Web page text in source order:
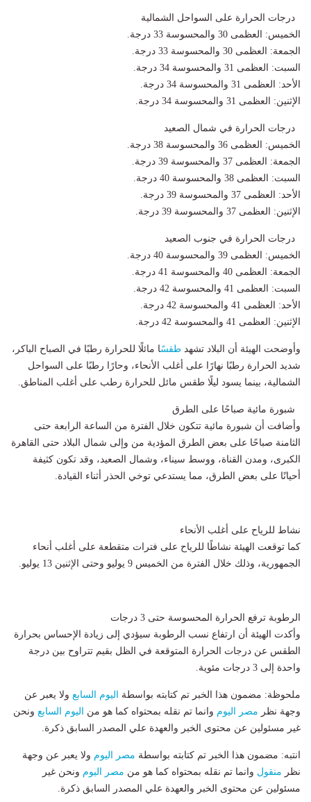
درجات الحرارة على السواحل الشمالية
الخميس: العظمى 30 والمحسوسة 33 درجة.
الجمعة: العظمى 30 والمحسوسة 33 درجة.
السبت: العظمى 31 والمحسوسة 34 درجة.
الأحد: العظمى 31 والمحسوسة 34 درجة.
الإثنين: العظمى 31 والمحسوسة 34 درجة.
درجات الحرارة في شمال الصعيد
الخميس: العظمى 36 والمحسوسة 38 درجة.
الجمعة: العظمى 37 والمحسوسة 39 درجة.
السبت: العظمى 38 والمحسوسة 40 درجة.
الأحد: العظمى 37 والمحسوسة 39 درجة.
الإثنين: العظمى 37 والمحسوسة 39 درجة.
درجات الحرارة في جنوب الصعيد
الخميس: العظمى 39 والمحسوسة 40 درجة.
الجمعة: العظمى 40 والمحسوسة 41 درجة.
السبت: العظمى 41 والمحسوسة 42 درجة.
الأحد: العظمى 41 والمحسوسة 42 درجة.
الإثنين: العظمى 41 والمحسوسة 42 درجة.
وأوضحت الهيئة أن البلاد تشهد طقسًا مائلًا للحرارة رطبًا في الصباح الباكر،
شديد الحرارة رطبًا نهارًا على أغلب الأنحاء، وحارًا رطبًا على السواحل
الشمالية، بينما يسود ليلًا طقس مائل للحرارة رطب على أغلب المناطق.
شبورة مائية صباحًا على الطرق
وأضافت أن شبورة مائية تتكون خلال الفترة من الساعة الرابعة حتى
الثامنة صباحًا على بعض الطرق المؤدية من وإلى شمال البلاد حتى القاهرة
الكبرى، ومدن القناة، ووسط سيناء، وشمال الصعيد، وقد تكون كثيفة
أحيانًا على بعض الطرق، مما يستدعي توخي الحذر أثناء القيادة.
نشاط للرياح على أغلب الأنحاء
كما توقعت الهيئة نشاطًا للرياح على فترات متقطعة على أغلب أنحاء
الجمهورية، وذلك خلال الفترة من الخميس 9 يوليو وحتى الإثنين 13 يوليو.
الرطوبة ترفع الحرارة المحسوسة حتى 3 درجات
وأكدت الهيئة أن ارتفاع نسب الرطوبة سيؤدي إلى زيادة الإحساس بحرارة
الطقس عن درجات الحرارة المتوقعة في الظل بقيم تتراوح بين درجة
واحدة إلى 3 درجات مئوية.
ملحوظة: مضمون هذا الخبر تم كتابته بواسطة اليوم السابع ولا يعبر عن
وجهة نظر مصر اليوم وانما تم نقله بمحتواه كما هو من اليوم السابع ونحن
غير مسئولين عن محتوى الخبر والعهدة علي المصدر السابق ذكرة.
انتبه: مضمون هذا الخبر تم كتابته بواسطة مصر اليوم ولا يعبر عن وجهة
نظر منقول وانما تم نقله بمحتواه كما هو من مصر اليوم ونحن غير
مسئولين عن محتوى الخبر والعهدة علي المصدر السابق ذكرة.